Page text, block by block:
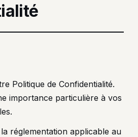
Politique de Confidentialité.
importance particulière à vos
réglementation applicable au